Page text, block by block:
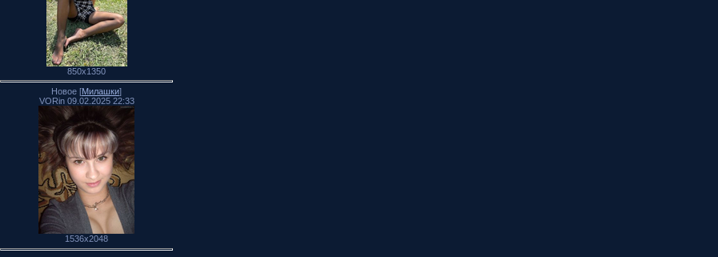
850x1350
Новое [Милашки]
VORin 09.02.2025 22:33
1536x2048